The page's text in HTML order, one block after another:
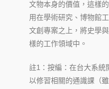
文物本身的價值，這樣
用在學術研究、博物館
文創專案之上，將史學
樣的工作領域中。
註1：按編：在台大系
以修習相關的通識課（